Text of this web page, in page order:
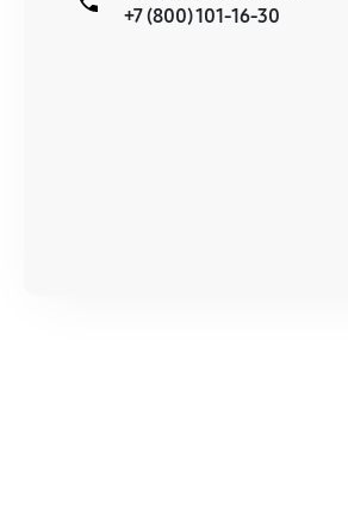
остается на стороне
+7 (800) 101-16-30